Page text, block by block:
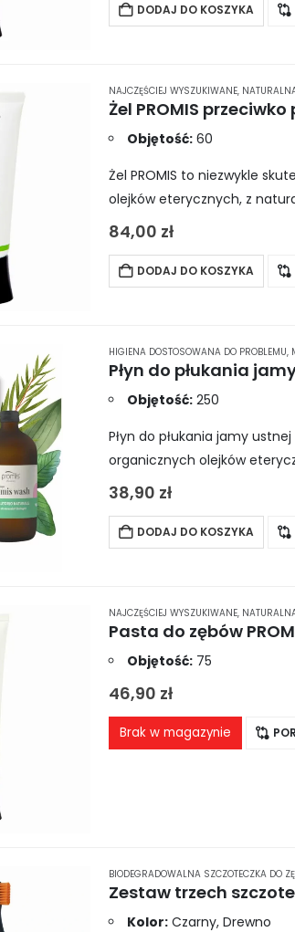
DODAJ DO KOSZYKA
NAJCZĘŚCIEJ WYSZUKIWANE,
Żel PROMIS
Objętość: 60
Żel PROMIS to niezwykle
olejków eterycznych, z
idealny wybór, jeśli pragniesz
84,00 zł
DODAJ DO KOSZYKA
HIGIENA DOSTOSOWANA DO PROBLEMU,
Płyn do płukania
Objętość: 250
Płyn do płukania jamy
organicznych olejków
jamy ustnej, najlepiej
38,90 zł
DODAJ DO KOSZYKA
NAJCZĘŚCIEJ WYSZUKIWANE,
Pasta do zębów
Objętość: 75
46,90 zł
Brak w magazynie
BIODEGRADOWALNA SZCZOTECZKA DO
Zestaw trzech
Kolor: Czarny, Drewno